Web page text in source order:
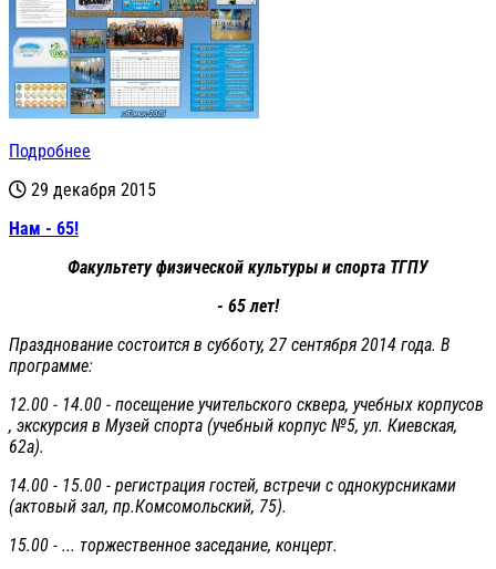
Подробнее
29 декабря 2015
Нам - 65!
Факультету физической культуры и спорта ТГПУ
- 65 лет!
Празднование состоится в субботу, 27 сентября 2014 года. В
программе:
12.00 - 14.00 - посещение учительского сквера, учебных корпусов
, экскурсия в Музей спорта (учебный корпус №5, ул. Киевская,
62а).
14.00 - 15.00 - регистрация гостей, встречи с однокурсниками
(актовый зал, пр.Комсомольский, 75).
15.00 - ... торжественное заседание, концерт.